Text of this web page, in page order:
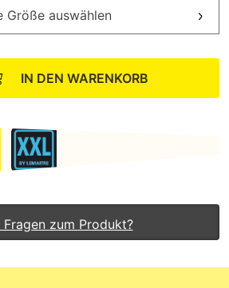
Größe auswählen
IN DEN WARENKORB
Fragen zum Produkt?